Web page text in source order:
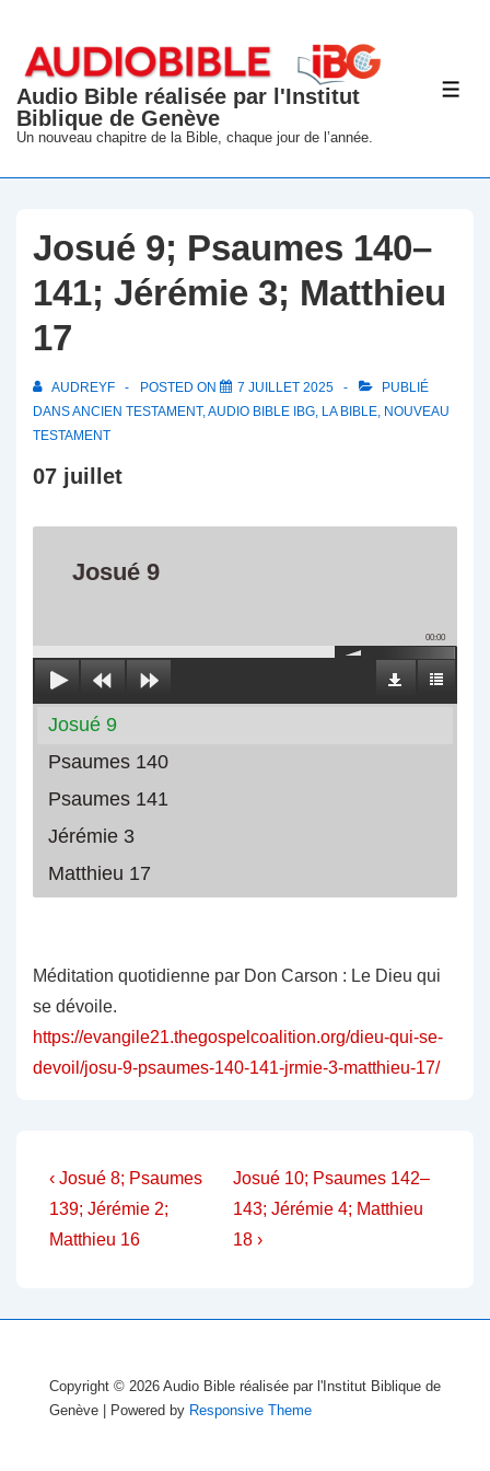
passer
contenu
principal
Audio Bible réalisée par l'Institut
Biblique de Genève
Un nouveau chapitre de la Bible, chaque jour de l’année.
Josué 9; Psaumes 140–
141; Jérémie 3; Matthieu
17
AUDREYF POSTED ON 7 JUILLET 2025
PUBLIÉ
DANSANCIEN TESTAMENT,AUDIO BIBLE IBG, LA BIBLE, NOUVEAU
TESTAMENT
07 juillet
Josué 9
00:00
Josué 9
Psaumes 140
Psaumes 141
Jérémie 3
Matthieu 17
Méditation quotidienne par Don Carson : Le Dieu qui
se dévoile.
https://evangile21.thegospelcoalition.org/dieu-qui-se-
devoil/josu-9-psaumes-140-141-jrmie-3-matthieu-17/
Navigation
de
l’article
Previous
Post
is
‹ Josué 8; Psaumes
139; Jérémie 2;
Matthieu 16
Next
Post
is
Josué 10; Psaumes 142–
143; Jérémie 4; Matthieu
18 ›
Copyright © 2026 Audio Bible réalisée par l'Institut Biblique de
Genève
| Powered by Responsive Theme